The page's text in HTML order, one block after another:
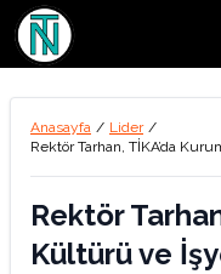
Anasayfa / Lider /
Rektör Tarhan, TİKA’da
Rektör
Kültürü ve